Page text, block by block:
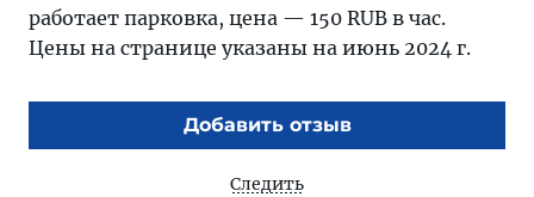
работает парковка, цена — 150 RUB в час.
Цены на странице указаны на июнь 2024 г.
Добавить отзыв
Следить